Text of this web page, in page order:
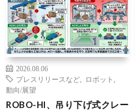
2026.08.06
プレスリリースなど
ロボット
動向/展望
ROBO-HI、吊り下げ式クレー